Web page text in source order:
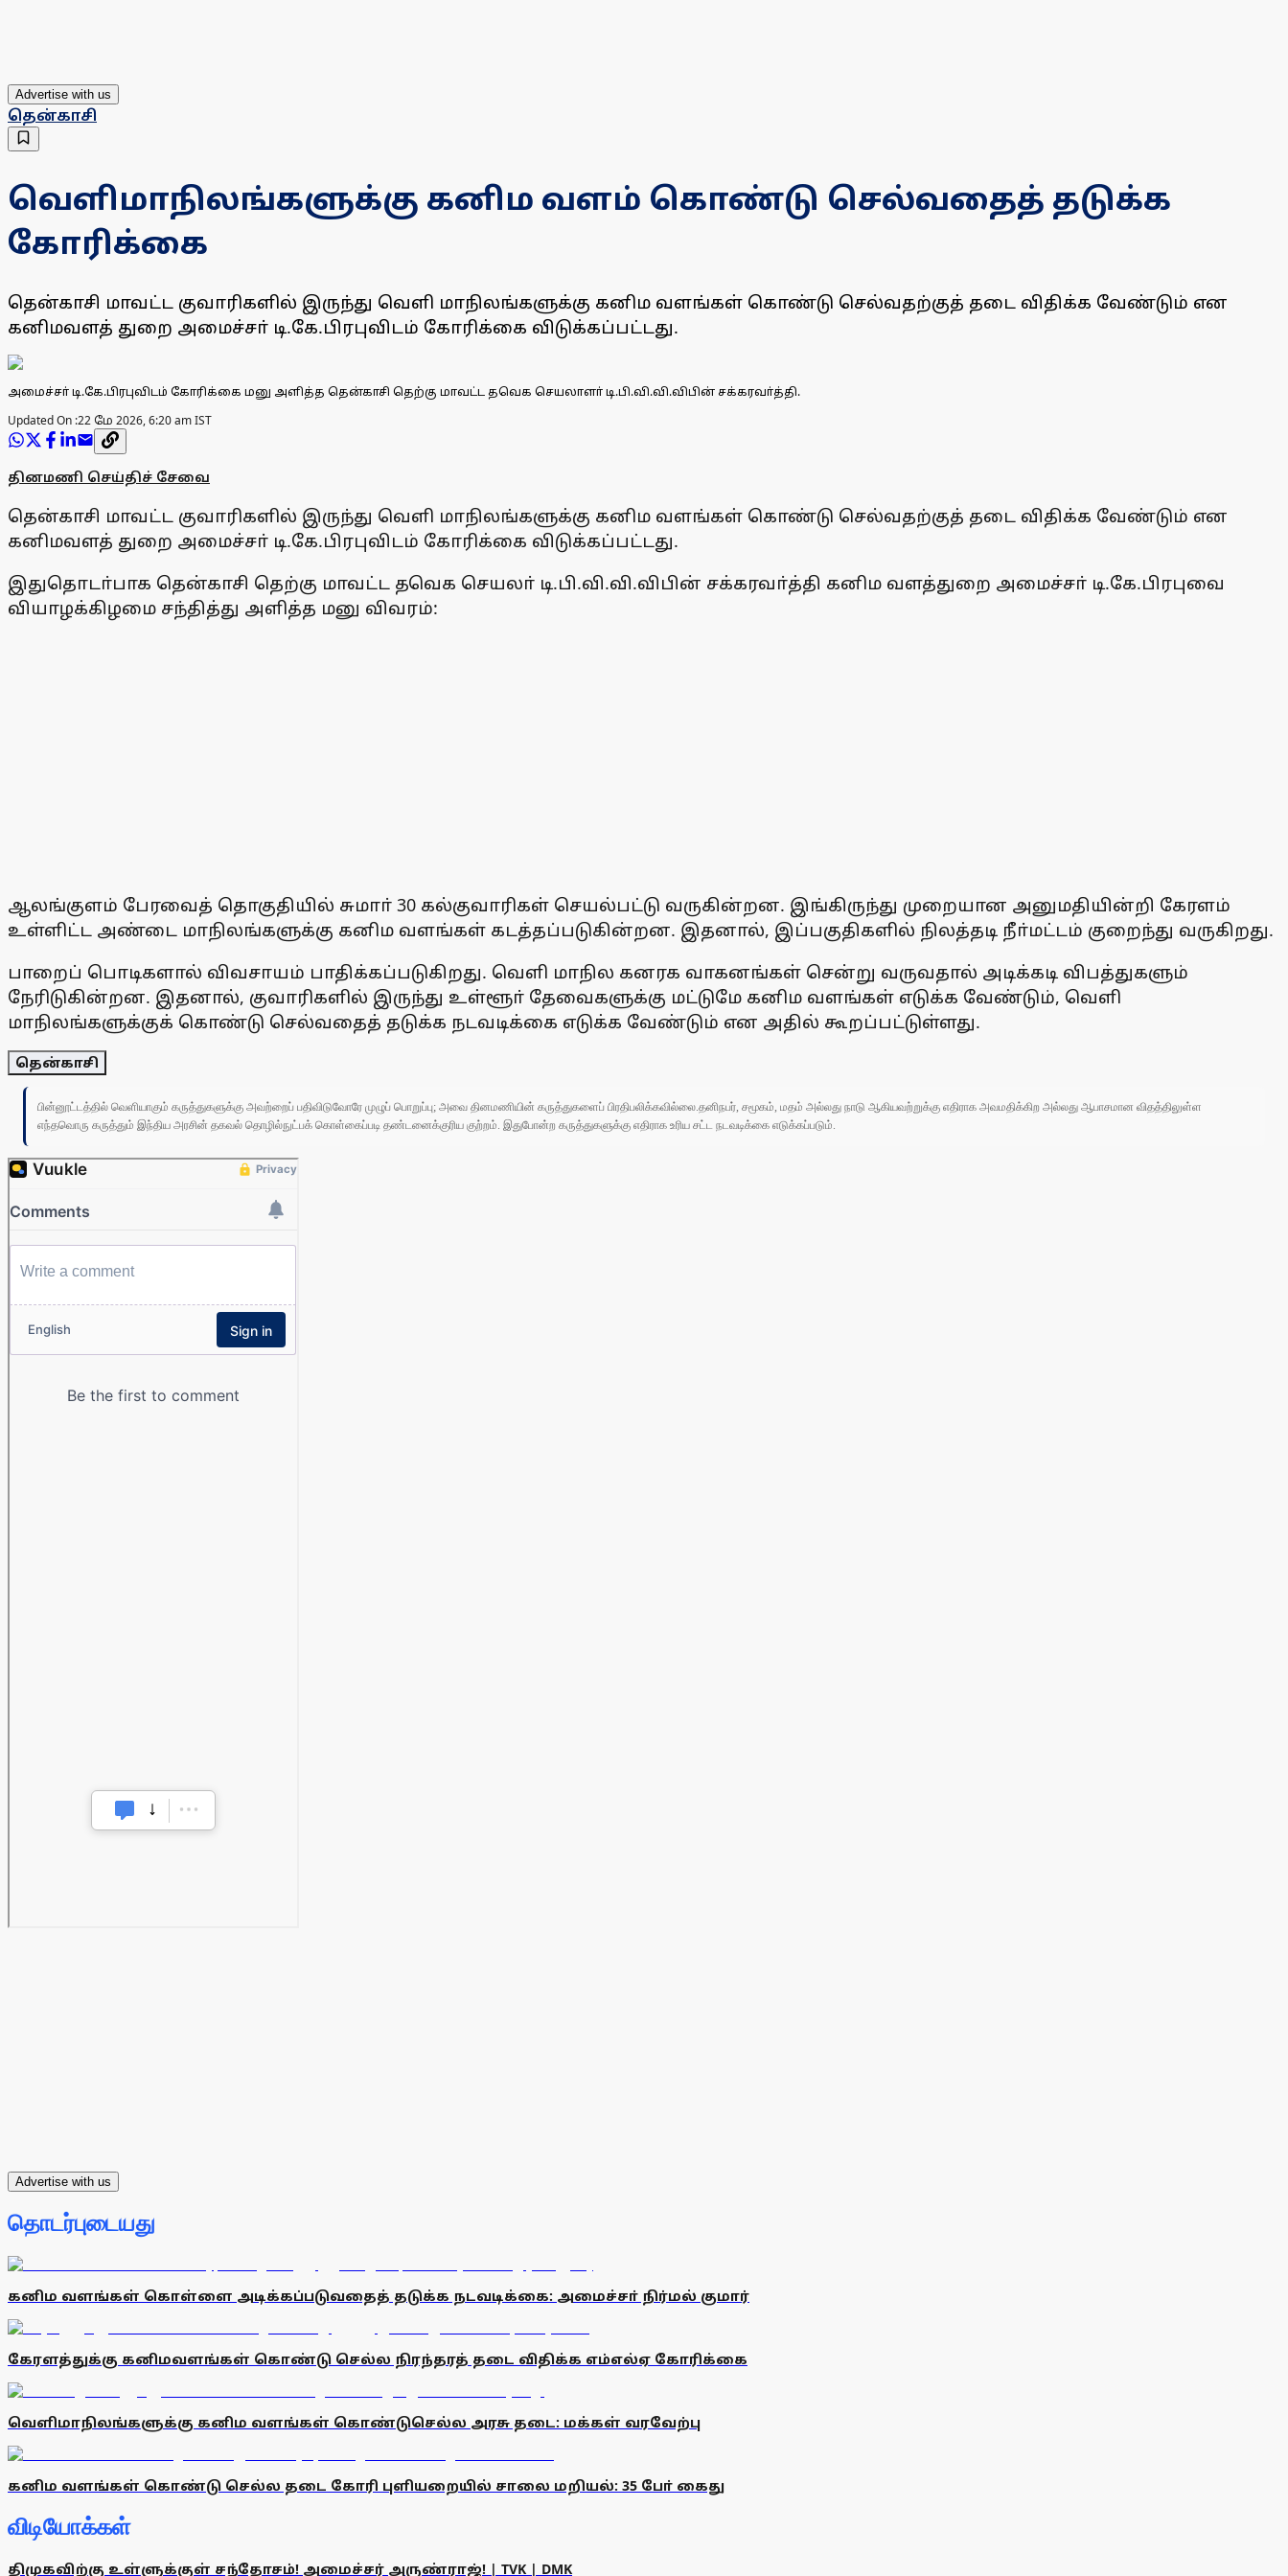
Advertise with us
தென்காசி
வெளிமாநிலங்களுக்கு கனிம வளம் கொண்டு செல்வதைத் தடுக்க
கோரிக்கை
தென்காசி மாவட்ட குவாரிகளில் இருந்து வெளி மாநிலங்களுக்கு கனிம வளங்கள் கொண்டு செல்வதற்குத் தடை விதிக்க வேண்டும் என
கனிமவளத் துறை அமைச்சா் டி.கே.பிரபுவிடம் கோரிக்கை விடுக்கப்பட்டது.
அமைச்சா் டி.கே.பிரபுவிடம் கோரிக்கை மனு அளித்த தென்காசி தெற்கு மாவட்ட தவெக செயலாளா் டி.பி.வி.வி.விபின் சக்கரவா்த்தி.
Updated On :22 மே 2026, 6:20 am IST
தினமணி செய்திச் சேவை
தென்காசி மாவட்ட குவாரிகளில் இருந்து வெளி மாநிலங்களுக்கு கனிம வளங்கள் கொண்டு செல்வதற்குத் தடை விதிக்க வேண்டும் என
கனிமவளத் துறை அமைச்சா் டி.கே.பிரபுவிடம் கோரிக்கை விடுக்கப்பட்டது.
இதுதொடா்பாக தென்காசி தெற்கு மாவட்ட தவெக செயலா் டி.பி.வி.வி.விபின் சக்கரவா்த்தி கனிம வளத்துறை அமைச்சா் டி.கே.பிரபுவை
வியாழக்கிழமை சந்தித்து அளித்த மனு விவரம்:
ஆலங்குளம் பேரவைத் தொகுதியில் சுமாா் 30 கல்குவாரிகள் செயல்பட்டு வருகின்றன. இங்கிருந்து முறையான அனுமதியின்றி கேரளம்
உள்ளிட்ட அண்டை மாநிலங்களுக்கு கனிம வளங்கள் கடத்தப்படுகின்றன. இதனால், இப்பகுதிகளில் நிலத்தடி நீா்மட்டம் குறைந்து வருகிறது.
பாறைப் பொடிகளால் விவசாயம் பாதிக்கப்படுகிறது. வெளி மாநில கனரக வாகனங்கள் சென்று வருவதால் அடிக்கடி விபத்துகளும்
நேரிடுகின்றன. இதனால், குவாரிகளில் இருந்து உள்ளூா் தேவைகளுக்கு மட்டுமே கனிம வளங்கள் எடுக்க வேண்டும், வெளி
மாநிலங்களுக்குக் கொண்டு செல்வதைத் தடுக்க நடவடிக்கை எடுக்க வேண்டும் என அதில் கூறப்பட்டுள்ளது.
தென்காசி
பின்னூட்டத்தில் வெளியாகும் கருத்துகளுக்கு அவற்றைப் பதிவிடுவோரே முழுப் பொறுப்பு; அவை தினமணியின் கருத்துகளைப் பிரதிபலிக்கவில்லை.தனிநபர், சமூகம், மதம் அல்லது நாடு ஆகியவற்றுக்கு எதிராக அவமதிக்கிற அல்லது ஆபாசமான விதத்திலுள்ள
எந்தவொரு கருத்தும் இந்திய அரசின் தகவல் தொழில்நுட்பக் கொள்கைப்படி தண்டனைக்குரிய குற்றம். இதுபோன்ற கருத்துகளுக்கு எதிராக உரிய சட்ட நடவடிக்கை எடுக்கப்படும்.
Advertise with us
தொடர்புடையது
கனிம வளங்கள் கொள்ளை அடிக்கப்படுவதைத் தடுக்க நடவடிக்கை: அமைச்சா் நிர்மல் குமார்
கேரளத்துக்கு கனிமவளங்கள் கொண்டு செல்ல நிரந்தரத் தடை விதிக்க எம்எல்ஏ கோரிக்கை
வெளிமாநிலங்களுக்கு கனிம வளங்கள் கொண்டுசெல்ல அரசு தடை: மக்கள் வரவேற்பு
கனிம வளங்கள் கொண்டு செல்ல தடை கோரி புளியறையில் சாலை மறியல்: 35 போ் கைது
விடியோக்கள்
திமுகவிற்கு உள்ளுக்குள் சந்தோசம்! அமைச்சர் அருண்ராஜ்! | TVK | DMK